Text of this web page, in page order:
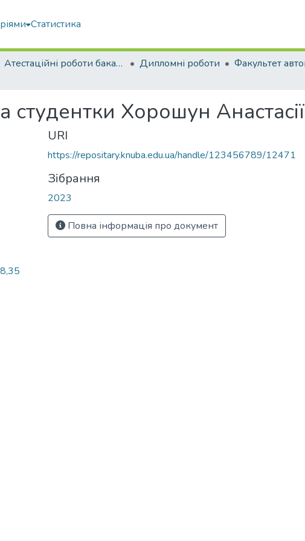
Статистика
Атестаційні роботи бакалаврів Дипломні роботи
студентки Хорошун
URI
https://repositary.knuba.edu.ua/handle/123456789/12471
Зібрання
2023
Повна інформація про документ